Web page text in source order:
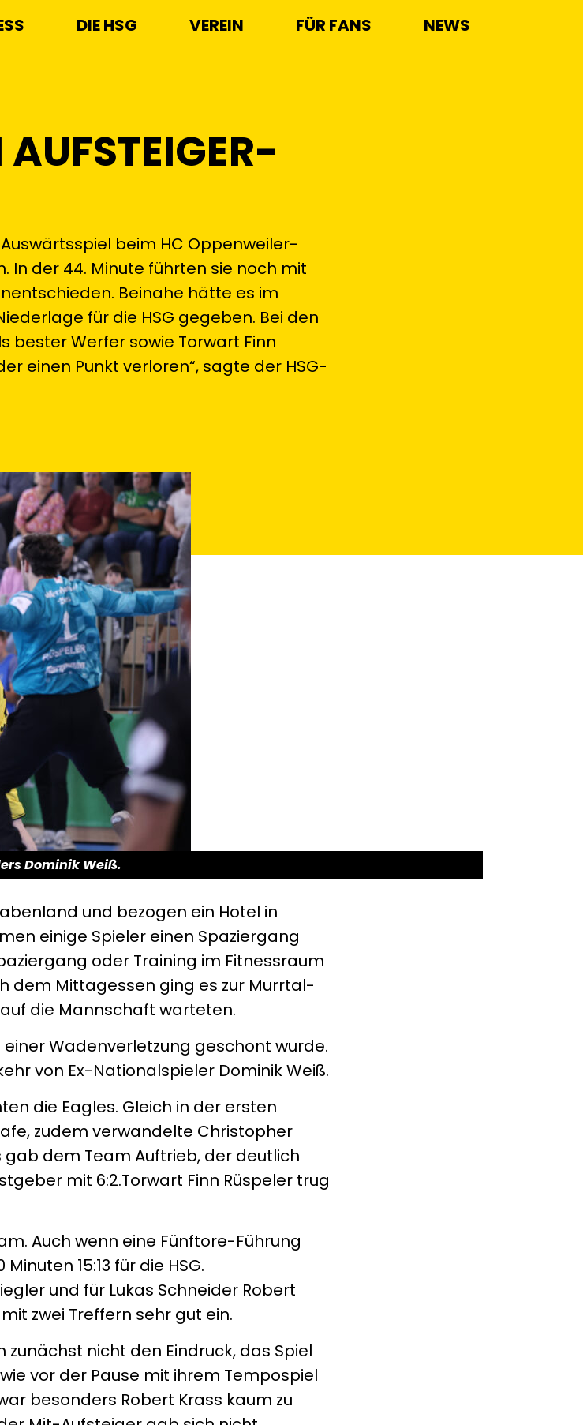
DIE HSG VEREIN FÜR FANS NEWS
beim HC Oppenweiler-
In der 44. Minute führten sie noch mit
Beinahe hätte es im
für die HSG gegeben. Bei den
bester Werfer sowie Torwart Finn
einen Punkt verloren“, sagte der HSG-
Dominik Weiß.
und bezogen ein Hotel in
einige Spieler einen Spaziergang
oder Training im Fitnessraum
dem Mittagessen ging es zur Murrtal-
die Mannschaft warteten.
Wadenverletzung geschont wurde.
von Ex-Nationalspieler Dominik Weiß.
die Eagles. Gleich in der ersten
zudem verwandelte Christopher
dem Team Auftrieb, der deutlich
mit 6:2.Torwart Finn Rüspeler trug
Auch wenn eine Fünftore-Führung
15:13 für die HSG.
und für Lukas Schneider Robert
zwei Treffern sehr gut ein.
nicht den Eindruck, das Spiel
vor der Pause mit ihrem Tempospiel
besonders Robert Krass kaum zu